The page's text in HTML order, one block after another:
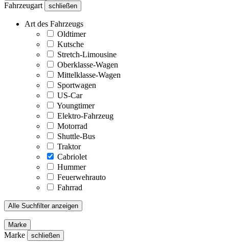
Fahrzeugart schließen
Art des Fahrzeugs
Oldtimer
Kutsche
Stretch-Limousine
Oberklasse-Wagen
Mittelklasse-Wagen
Sportwagen
US-Car
Youngtimer
Elektro-Fahrzeug
Motorrad
Shuttle-Bus
Traktor
Cabriolet
Hummer
Feuerwehrauto
Fahrrad
Alle Suchfilter anzeigen
Marke
Marke schließen